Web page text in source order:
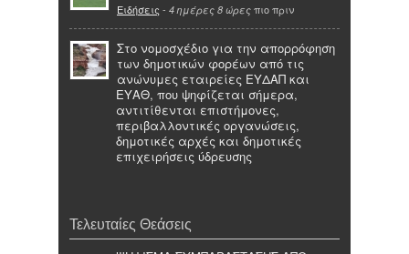
Ειδήσεις - 4 ημέρες 8 ώρες πιο πριν
Στο νομοσχέδιο για την απορρόφηση
των δημοτικών φορέων από τις
ανώνυμες εταιρείες ΕΥΔΑΠ και
ΕΥΑΘ, που ψηφίζεται σήμερα,
αντιτίθενται επιστήμονες,
περιβαλλοντικές οργανώσεις,
δημοτικές αρχές και δημοτικές
επιχειρήσεις ύδρευσης
Τελευταίες Θεάσεις